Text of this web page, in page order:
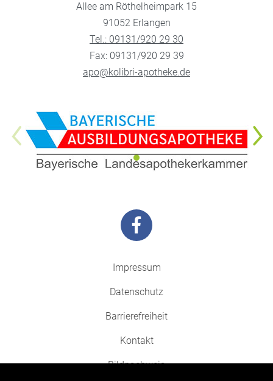
Allee am Röthelheimpark 15
91052 Erlangen
Tel.: 09131/920 29 30
Fax: 09131/920 29 39
apo@kolibri-apotheke.de
Impressum
Datenschutz
Barrierefreiheit
Kontakt
Bildnachweis